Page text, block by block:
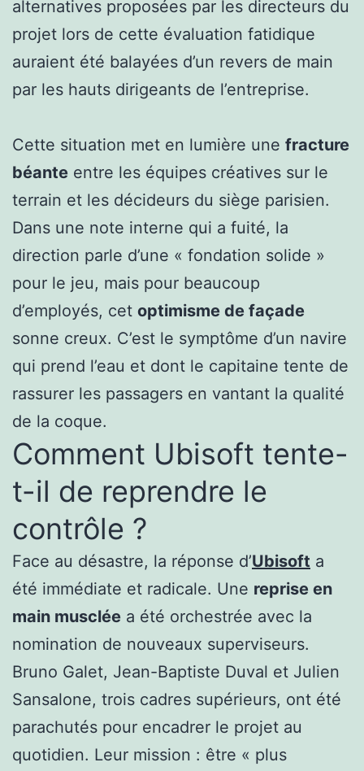
alternatives proposées par les directeurs du
projet lors de cette évaluation fatidique
auraient été balayées d’un revers de main
par les hauts dirigeants de l’entreprise.
Cette situation met en lumière une fracture
béante entre les équipes créatives sur le
terrain et les décideurs du siège parisien.
Dans une note interne qui a fuité, la
direction parle d’une « fondation solide »
pour le jeu, mais pour beaucoup
d’employés, cet optimisme de façade
sonne creux. C’est le symptôme d’un navire
qui prend l’eau et dont le capitaine tente de
rassurer les passagers en vantant la qualité
de la coque.
Comment Ubisoft tente-
t-il de reprendre le
contrôle ?
Face au désastre, la réponse d’Ubisoft a
été immédiate et radicale. Une reprise en
main musclée a été orchestrée avec la
nomination de nouveaux superviseurs.
Bruno Galet, Jean-Baptiste Duval et Julien
Sansalone, trois cadres supérieurs, ont été
parachutés pour encadrer le projet au
quotidien. Leur mission : être « plus